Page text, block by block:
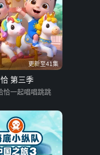
更新至41集
第三季
恰一起唱唱跳跳